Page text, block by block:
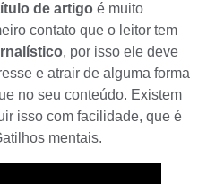
de artigo é muito
contato que o leitor tem
, por isso ele deve
e atrair de alguma forma
no seu conteúdo. Existem
isso com facilidade, que é
mentais.